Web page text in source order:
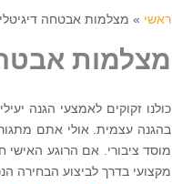
ראשי » מצלמות אבטחה
מצלמות
כולנו זקוקים לאמצעי הגנה
בהגנה עצמית. אולי אתם
מוסד ציבורי. אם הרוגע
מקצועי בדרך לביצוע הבחירה הנכונה ביותר, חייגו